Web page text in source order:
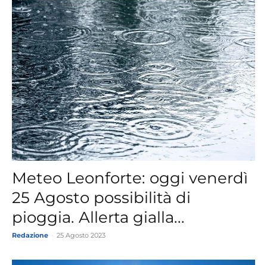
Meteo Leonforte: oggi venerdì
25 Agosto possibilità di
pioggia. Allerta gialla...
Redazione 25 Agosto 2023